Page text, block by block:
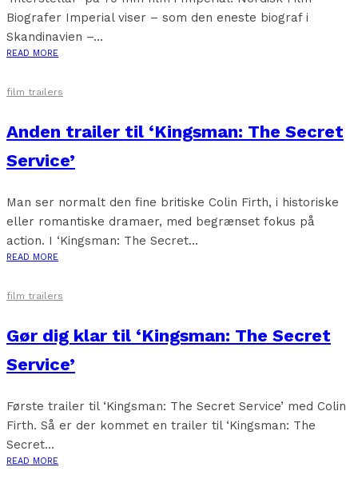
Biografer Imperial viser – som den eneste biograf i
Skandinavien –...
READ MORE
film trailers
Anden trailer til ‘Kingsman: The Secret
Service’
Man ser normalt den fine britiske Colin Firth, i historiske
eller romantiske dramaer, med begrænset fokus på
action. I ‘Kingsman: The Secret...
READ MORE
film trailers
Gør dig klar til ‘Kingsman: The Secret
Service’
Første trailer til ‘Kingsman: The Secret Service’ med Colin
Firth. Så er der kommet en trailer til ‘Kingsman: The
Secret...
READ MORE